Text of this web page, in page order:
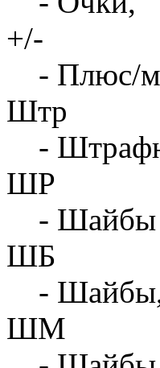
+/-
- Плюс/
Штр
-
ШР
- Шайбы
ШБ
- Шайбы,
ШМ